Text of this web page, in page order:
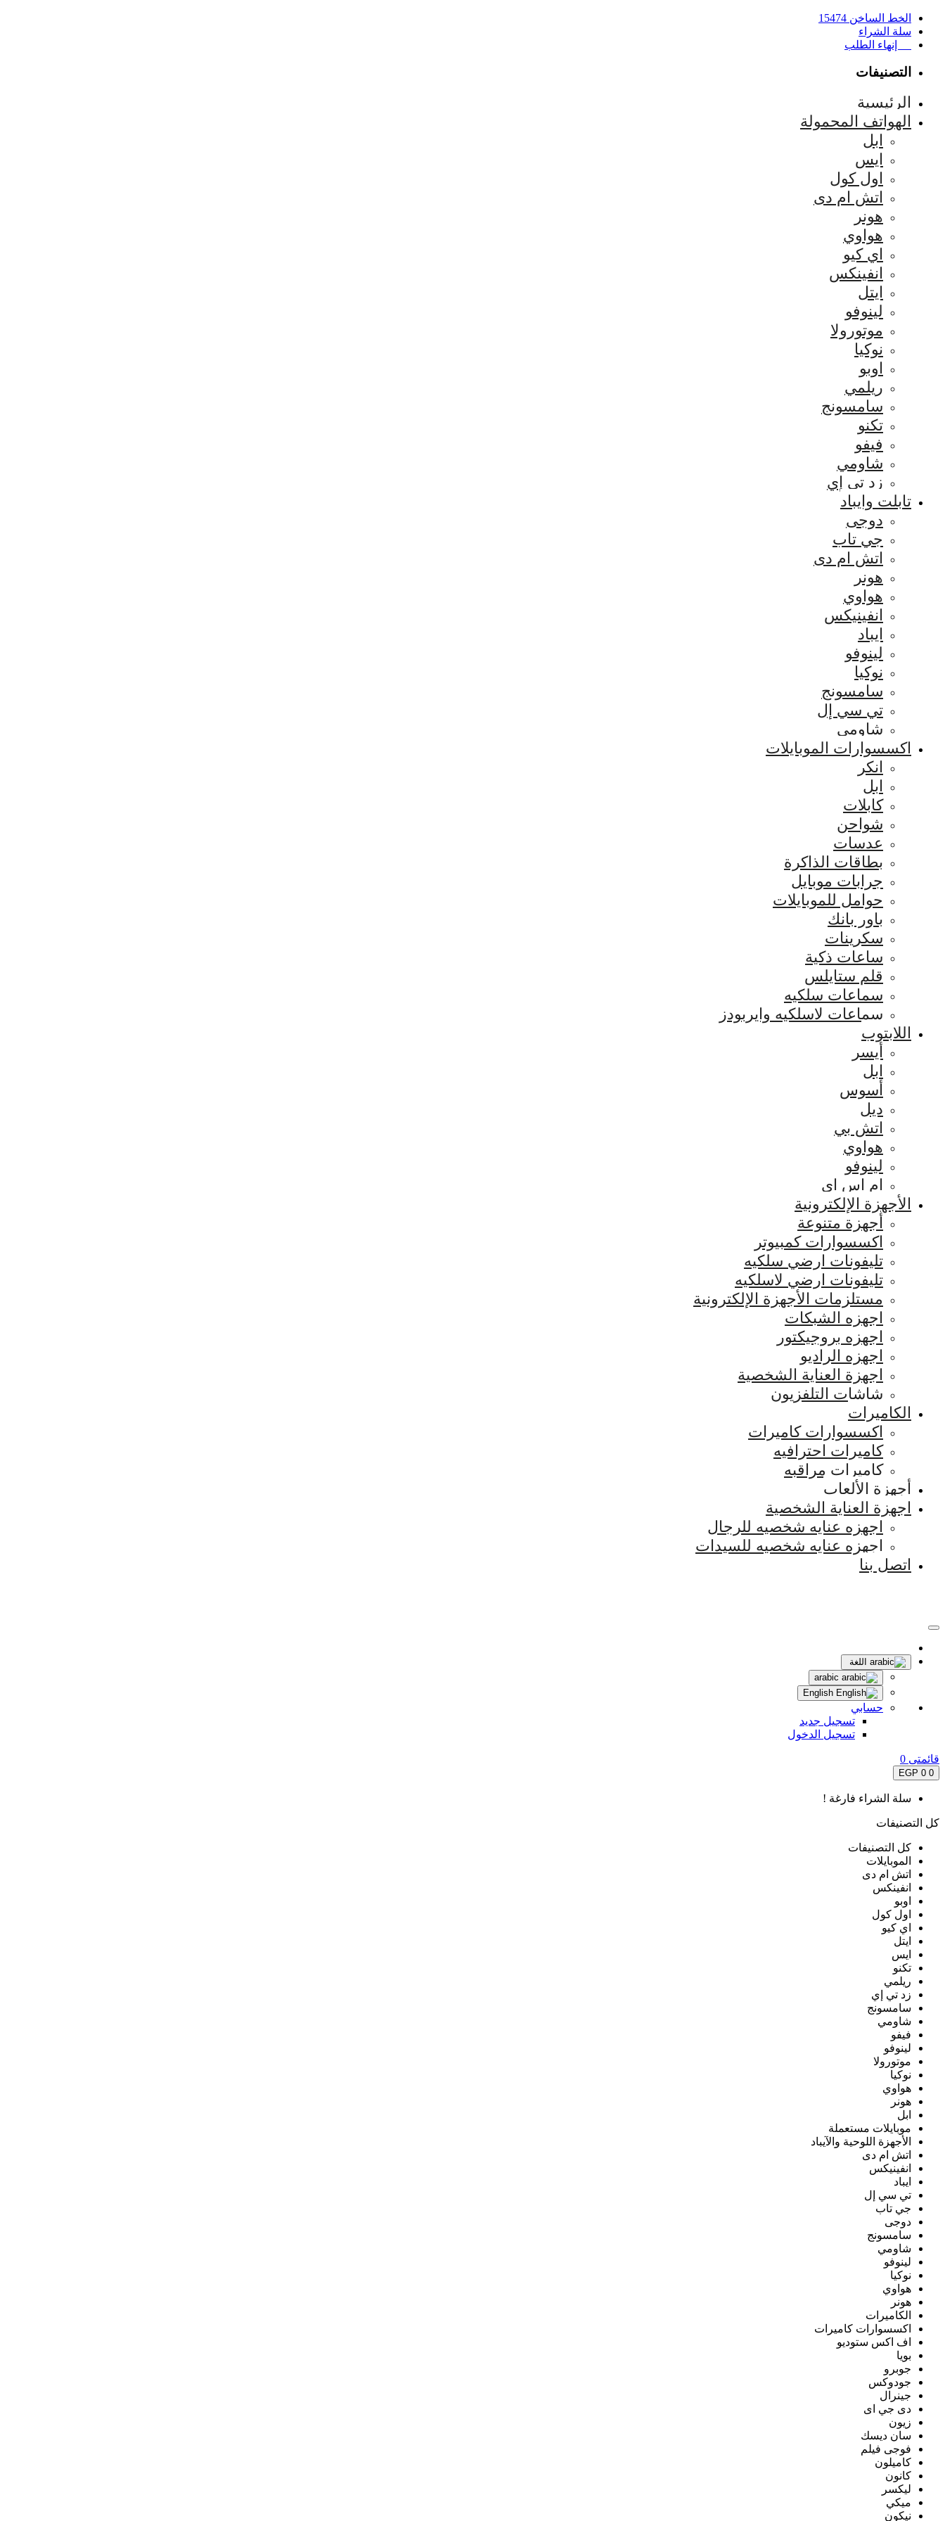
الخط الساخن 15474
سلة الشراء
إنهاء الطلب
التصنيفات
الرئيسية
الهواتف المحمولة
ابل
ايس
اول كول
اتش ام دى
هونر
هواوي
اي كيو
انفينكس
ايتل
لينوفو
موتورولا
نوكيا
اوبو
ريلمي
سامسونج
تكنو
فيفو
شاومي
زد تي إي
تابلت وايباد
دوجى
جي تاب
اتش ام دى
هونر
هواوي
انفينيكس
ايباد
لينوفو
نوكيا
سامسونج
تي سي إل
شاومي
اكسسوارات الموبايلات
انكر
ابل
كابلات
شواحن
عدسات
بطاقات الذاكرة
جرابات موبايل
حوامل للموبايلات
باور بانك
سكرينات
ساعات ذكية
قلم ستايلس
سماعات سلكيه
سماعات لاسلكيه وايربودز
اللابتوب
أيسر
ابل
أسوس
ديل
اتش بي
هواوي
لينوفو
ام اس اي
الأجهزة الإلكترونية
أجهزة متنوعة
اكسسوارات كمبيوتر
تليفونات ارضي سلكيه
تليفونات ارضي لاسلكيه
مستلزمات الأجهزة الإلكترونية
اجهزه الشبكات
اجهزه بروجيكتور
اجهزه الراديو
اجهزة العناية الشخصية
شاشات التلفزيون
الكاميرات
اكسسوارات كاميرات
كاميرات احترافيه
كاميرات مراقبه
أجهزة الألعاب
اجهزة العناية الشخصية
اجهزه عنايه شخصيه للرجال
اجهزه عنايه شخصيه للسيدات
اتصل بنا
اللغة
حسابي
تسجيل جديد
تسجيل الدخول
قائمتى 0
0
0 EGP
سلة الشراء فارغة !
كل التصنيفات
كل التصنيفات
الموبايلات
اتش ام دى
انفينكس
اوبو
اول كول
اي كيو
ايتل
ايس
تكنو
ريلمي
زد تي إي
سامسونج
شاومي
فيفو
لينوفو
موتورولا
نوكيا
هواوي
هونر
ابل
موبايلات مستعملة
الأجهزة اللوحية والآيباد
اتش ام دى
انفينيكس
ايباد
تي سي إل
جي تاب
دوجى
سامسونج
شاومي
لينوفو
نوكيا
هواوي
هونر
الكاميرات
اكسسوارات كاميرات
اف اكس ستوديو
بويا
جوبرو
جودوكس
جينرال
دى جي اى
زيون
سان ديسك
فوجى فيلم
كاميلون
كانون
ليكسر
ميكي
نيكون